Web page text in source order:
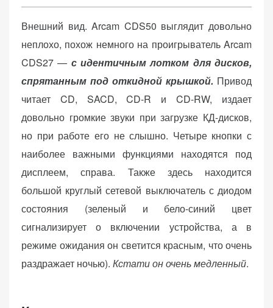
Внешний вид. Arcam CDS50 выглядит довольно
неплохо, похож немного на проигрыватель Arcam
CDS27 — с идентичным лотком для дисков,
спрятанным под откидной крышкой. Привод
читает CD, SACD, CD-R и CD-RW, издает
довольно громкие звуки при загрузке КД-дисков,
но при работе его не слышно. Четыре кнопки с
наиболее важными функциями находятся под
дисплеем, справа. Также здесь находится
большой круглый сетевой выключатель с диодом
состояния (зеленый и бело-синий цвет
сигнализирует о включении устройства, а в
режиме ожидания он светится красным, что очень
раздражает ночью). Кстати он очень медленный.